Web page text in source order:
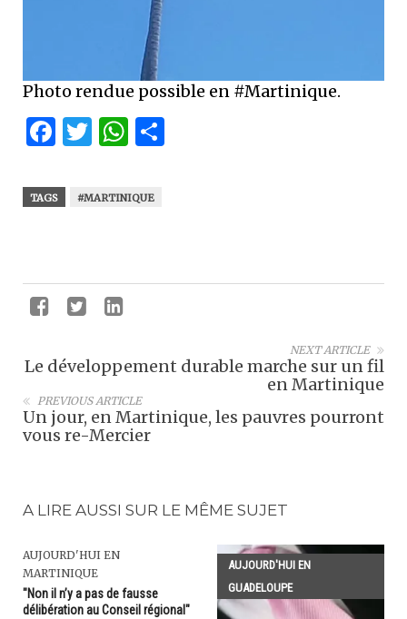
Photo rendue possible en #Martinique.
Facebook
Twitter
WhatsApp
TAGS #MARTINIQUE
NEXT ARTICLE
Le développement durable marche sur un fil
en Martinique
PREVIOUS ARTICLE
Un jour, en Martinique, les pauvres pourront
vous re-Mercier
A LIRE AUSSI SUR LE MÊME SUJET
AUJOURD'HUI EN
MARTINIQUE
"Non il n’y a pas de fausse
délibération au Conseil régional"
AUJOURD'HUI EN
GUADELOUPE